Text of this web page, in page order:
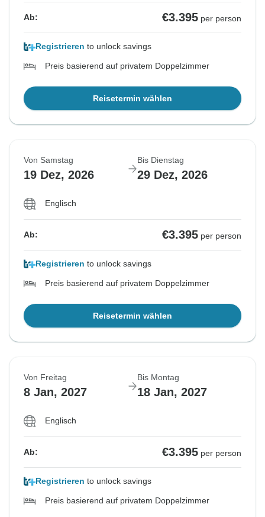
Ab: €3.395 per person
Registrieren to unlock savings
Preis basierend auf privatem Doppelzimmer
Reisetermin wählen
Von Samstag
19 Dez, 2026
Bis Dienstag
29 Dez, 2026
Englisch
Ab: €3.395 per person
Registrieren to unlock savings
Preis basierend auf privatem Doppelzimmer
Reisetermin wählen
Von Freitag
8 Jan, 2027
Bis Montag
18 Jan, 2027
Englisch
Ab: €3.395 per person
Registrieren to unlock savings
Preis basierend auf privatem Doppelzimmer